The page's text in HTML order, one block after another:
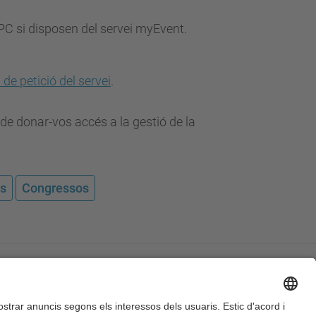
si disposen del servei myEvent.
petició del servei
donar-vos accés a la gestió de la
Congressos